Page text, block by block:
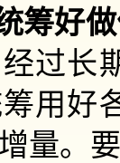
筹好
经过长
用好
量。